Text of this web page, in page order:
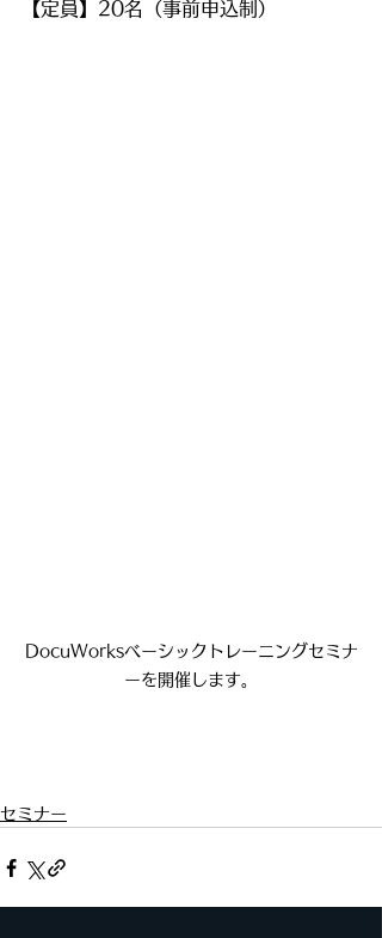
【定員】20名（事前申込制）
DocuWorksベーシックトレーニングセミナ
ーを開催します。
セミナー